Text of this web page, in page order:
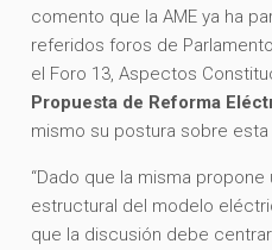
comento que la AME ya ha
referidos foros de
el Foro 13, Aspectos
Propuesta de Reforma
mismo su postura sobre esta
“Dado que la misma
estructural del modelo
que la discusión debe